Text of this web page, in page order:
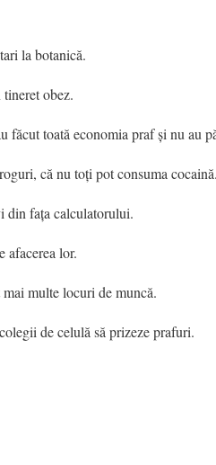
la botanică.
obez.
făcut toată economia praf şi nu au
că nu toţi pot consuma cocaină.
din faţa calculatorului.
afacerea lor.
multe locuri de muncă.
de celulă să prizeze prafuri.